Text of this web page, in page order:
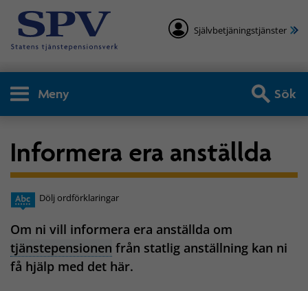
Självbetjäningstjänster
Meny Sök
Informera era anställda
Dölj ordförklaringar
Om ni vill informera era anställda om
tjänstepensionen från statlig anställning kan ni
få hjälp med det här.